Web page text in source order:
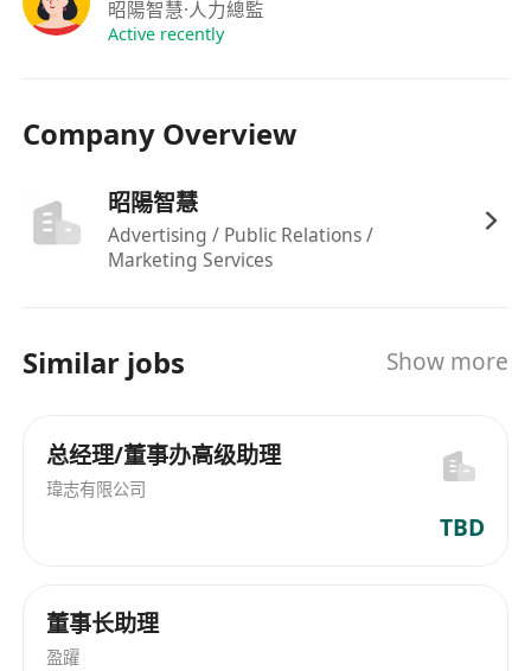
昭陽智慧·人力總監
Active recently
Company Overview
昭陽智慧
Advertising / Public Relations /
Marketing Services
Similar jobs Show more
总经理/董事办高级助理
瑋志有限公司
TBD
董事长助理
盈躍